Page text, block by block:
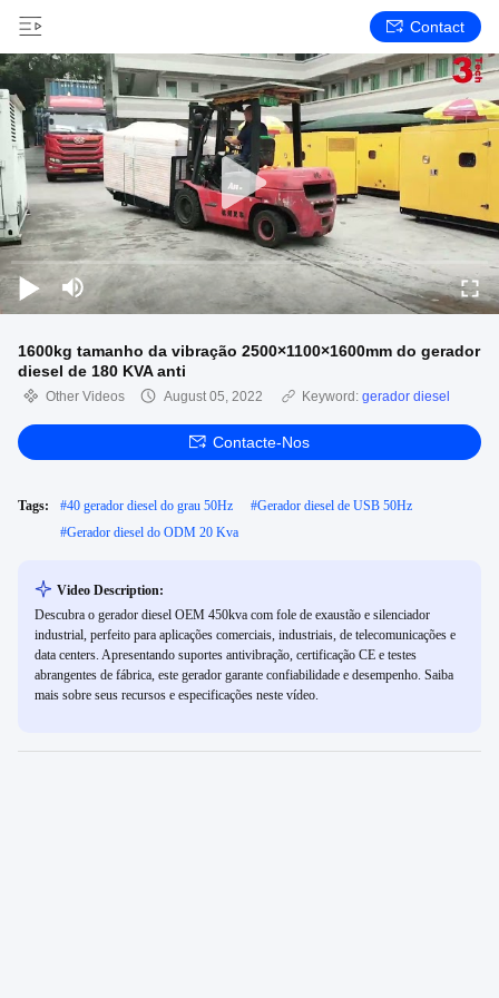
Contact
1600kg tamanho da vibração 2500×1100×1600mm do gerador
diesel de 180 KVA anti
Other Videos August 05, 2022 Keyword: gerador diesel
Contacte-Nos
Tags: #40 gerador diesel do grau 50Hz #Gerador diesel de USB 50Hz
#Gerador diesel do ODM 20 Kva
Video Description:
Descubra o gerador diesel OEM 450kva com fole de exaustão e silenciador
industrial, perfeito para aplicações comerciais, industriais, de telecomunicações e
data centers. Apresentando suportes antivibração, certificação CE e testes
abrangentes de fábrica, este gerador garante confiabilidade e desempenho. Saiba
mais sobre seus recursos e especificações neste vídeo.